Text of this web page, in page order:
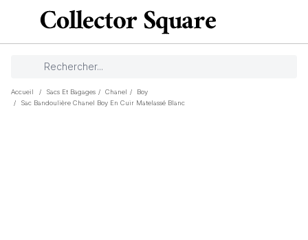
Accueil / Sacs Et Bagages / Chanel /
Boy
/
Sac Bandoulière Chanel Boy En Cuir Matelassé Blanc